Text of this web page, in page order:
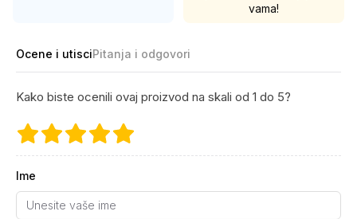
vama!
Ocene i utisciPitanja i odgovori
Kako biste ocenili ovaj proizvod na skali od 1 do 5?
Ime